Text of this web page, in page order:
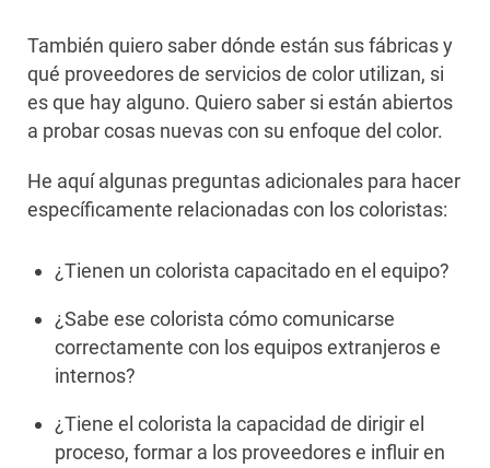
También quiero saber dónde están sus fábricas y
qué proveedores de servicios de color utilizan, si
es que hay alguno. Quiero saber si están abiertos
a probar cosas nuevas con su enfoque del color.
He aquí algunas preguntas adicionales para hacer
específicamente relacionadas con los coloristas:
¿Tienen un colorista capacitado en el equipo?
¿Sabe ese colorista cómo comunicarse
correctamente con los equipos extranjeros e
internos?
¿Tiene el colorista la capacidad de dirigir el
proceso, formar a los proveedores e influir en